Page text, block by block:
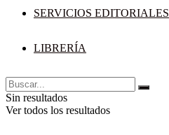
SERVICIOS EDITORIALES
LIBRERÍA
Sin resultados
Ver todos los resultados